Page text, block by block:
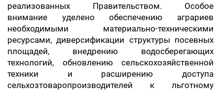
реализованных Правительством. Особое
внимание уделено обеспечению аграриев
необходимыми материально-техническими
ресурсами, диверсификации структуры посевных
площадей, внедрению водосберегающих
технологий, обновлению сельскохозяйственной
техники и расширению доступа
сельхозтоваропроизводителей к льготному